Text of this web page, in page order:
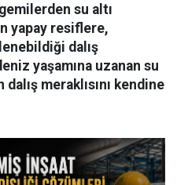
su altı
yapay resiflere,
dalış
yaşamına uzanan su
meraklısını kendine